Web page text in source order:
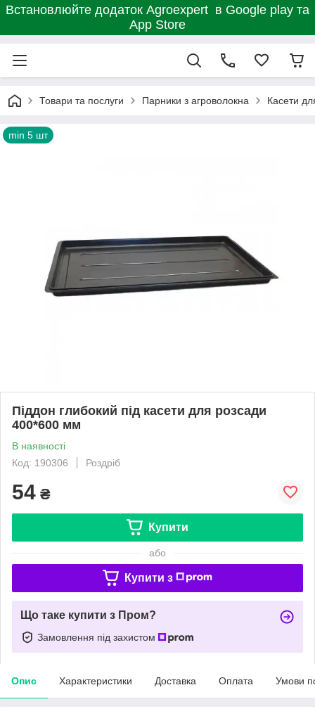
Встановлюйте додаток Agroexpert в Google play та
App Store
Товари та послуги Парники з агроволокна Касети
min 5 шт
Піддон глибокий під касети для розсади
400*600 мм
В наявності
Код: 190306
Роздріб
54 ₴
Купити
або
Купити з
Що таке купити з Пром?
Замовлення під захистом
Опис Характеристики Доставка Оплата Умови